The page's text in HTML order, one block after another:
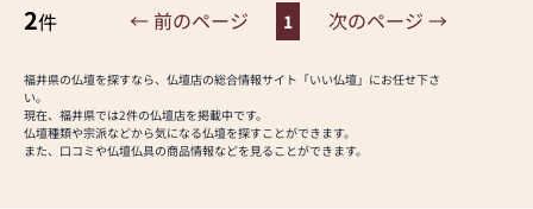
2件 ← 前のページ 1 次のページ →
福井県の仏壇を探すなら、仏壇店の総合情報サイト「いい仏壇」にお任せ下さ
い。
現在、福井県では2件の仏壇店を掲載中です。
仏壇種類や宗派などから気になる仏壇を探すことができます。
また、口コミや仏壇仏具の商品情報などを見ることができます。